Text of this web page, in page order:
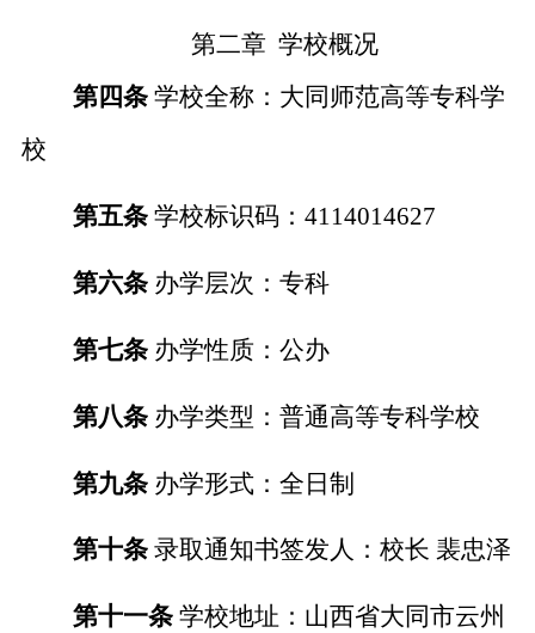
第二章 学校概况
第四条 学校全称：大同师范高等专科学
校
第五条 学校标识码： 4114014627
第六条 办学层次：专科
第七条 办学性质：公办
第八条 办学类型：普通高等专科学校
第九条 办学形式：全日制
第十条 录取通知书签发人：校长 裴忠泽
第十一条 学校地址：山西省大同市云州